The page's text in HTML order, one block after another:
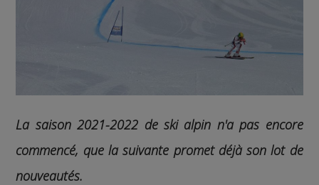
La saison 2021-2022 de ski alpin n'a pas encore
commencé, que la suivante promet déjà son lot de
nouveautés.